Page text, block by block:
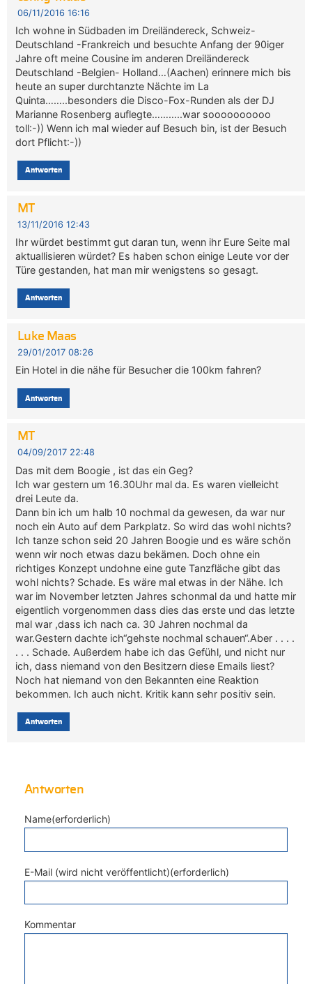
06/11/2016 16:16
Ich wohne in Südbaden im Dreiländereck, Schweiz-
Deutschland -Frankreich und besuchte Anfang der 90iger
Jahre oft meine Cousine im anderen Dreiländereck
Deutschland -Belgien- Holland…(Aachen) erinnere mich bis
heute an super durchtanzte Nächte im La
Quinta……..besonders die Disco-Fox-Runden als der DJ
Marianne Rosenberg auflegte………..war soooooooooo
toll:-)) Wenn ich mal wieder auf Besuch bin, ist der Besuch
dort Pflicht:-))
Antworten
MT
13/11/2016 12:43
Ihr würdet bestimmt gut daran tun, wenn ihr Eure Seite mal
aktuallisieren würdet? Es haben schon einige Leute vor der
Türe gestanden, hat man mir wenigstens so gesagt.
Antworten
Luke Maas
29/01/2017 08:26
Ein Hotel in die nähe für Besucher die 100km fahren?
Antworten
MT
04/09/2017 22:48
Das mit dem Boogie , ist das ein Geg?
Ich war gestern um 16.30Uhr mal da. Es waren vielleicht
drei Leute da.
Dann bin ich um halb 10 nochmal da gewesen, da war nur
noch ein Auto auf dem Parkplatz. So wird das wohl nichts?
Ich tanze schon seid 20 Jahren Boogie und es wäre schön
wenn wir noch etwas dazu bekämen. Doch ohne ein
richtiges Konzept undohne eine gute Tanzfläche gibt das
wohl nichts? Schade. Es wäre mal etwas in der Nähe. Ich
war im November letzten Jahres schonmal da und hatte mir
eigentlich vorgenommen dass dies das erste und das letzte
mal war ,dass ich nach ca. 30 Jahren nochmal da
war.Gestern dachte ich“gehste nochmal schauen“.Aber . . . .
. . . Schade. Außerdem habe ich das Gefühl, und nicht nur
ich, dass niemand von den Besitzern diese Emails liest?
Noch hat niemand von den Bekannten eine Reaktion
bekommen. Ich auch nicht. Kritik kann sehr positiv sein.
Antworten
Antworten
Name(erforderlich)
E-Mail (wird nicht veröffentlicht)(erforderlich)
Kommentar